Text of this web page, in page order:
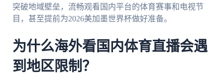
突破地域壁垒，流畅观看国内平台的体育赛事和电视节
目，甚至提前为2026美加墨世界杯做好准备。
为什么海外看国内体育直播会遇
到地区限制？